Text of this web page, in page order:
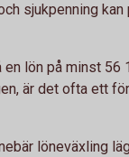
sjukpenning kan
en lön på minst 56
är det ofta ett
löneväxling